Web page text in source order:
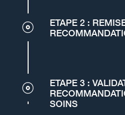
ETAPE 2 :
ETAPE 3 :
SOINS